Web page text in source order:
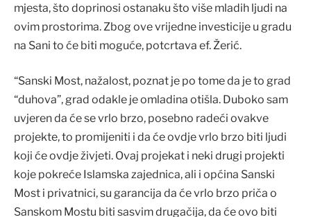
mjesta, što doprinosi ostanaku što više mladih ljudi na
ovim prostorima. Zbog ove vrijedne investicije u gradu
na Sani to će biti moguće, potcrtava ef. Žerić.
“Sanski Most, nažalost, poznat je po tome da je to grad
“duhova”, grad odakle je omladina otišla. Duboko sam
uvjeren da će se vrlo brzo, posebno radeći ovakve
projekte, to promijeniti i da će ovdje vrlo brzo biti ljudi
koji će ovdje živjeti. Ovaj projekat i neki drugi projekti
koje pokreće Islamska zajednica, ali i općina Sanski
Most i privatnici, su garancija da će vrlo brzo priča o
Sanskom Mostu biti sasvim drugačija, da će ovo biti